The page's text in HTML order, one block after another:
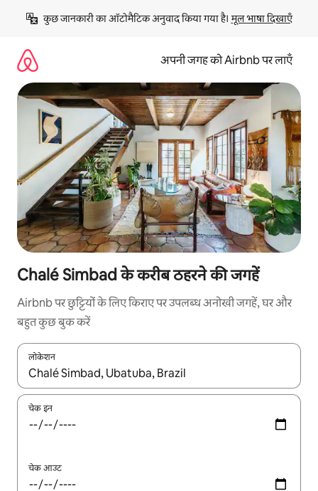
छोड़कर
कॉन्टेंट
कुछ जानकारी का ऑटोमैटिक अनुवाद किया गया है। मूल भाषा दिखाएँ
अपनी जगह को Airbnb पर लाएँ
Chalé Simbad के करीब ठहरने की जगहें
Airbnb पर छुट्टियों के लिए किराए पर उपलब्ध अनोखी जगहें, घर और
बहुत कुछ बुक करें
लोकेशन
नतीजों के उपलब्ध होने पर, अप और डाउन 'ऐरो की' का इस्तेमाल करके नेविगेट
चेक इन
चेक आउट